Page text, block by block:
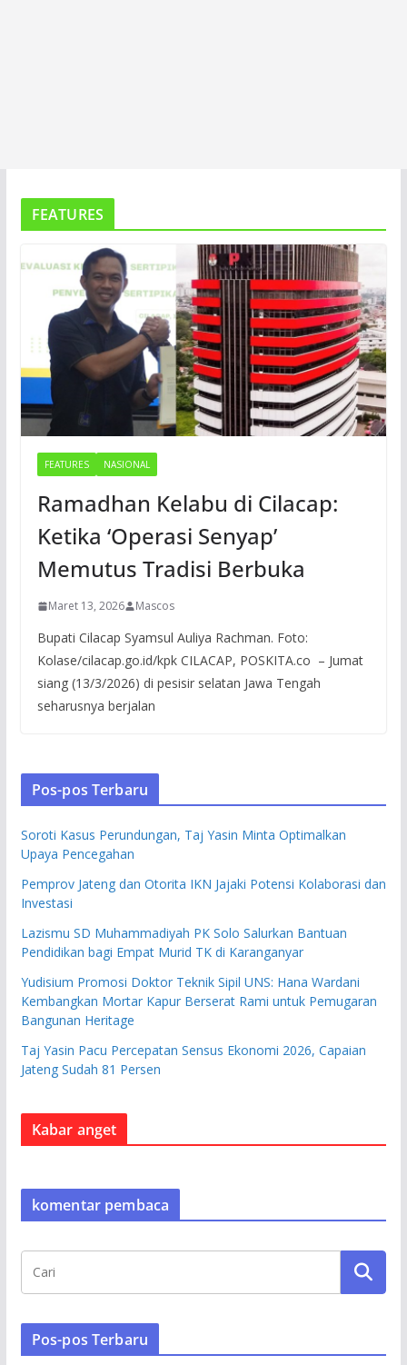
FEATURES
FEATURES NASIONAL
Ramadhan Kelabu di Cilacap:
Ketika ‘Operasi Senyap’
Memutus Tradisi Berbuka
Maret 13, 2026 Mascos
Bupati Cilacap Syamsul Auliya Rachman. Foto:
Kolase/cilacap.go.id/kpk CILACAP, POSKITA.co – Jumat
siang (13/3/2026) di pesisir selatan Jawa Tengah
seharusnya berjalan
Pos-pos Terbaru
Soroti Kasus Perundungan, Taj Yasin Minta Optimalkan
Upaya Pencegahan
Pemprov Jateng dan Otorita IKN Jajaki Potensi Kolaborasi dan
Investasi
Lazismu SD Muhammadiyah PK Solo Salurkan Bantuan
Pendidikan bagi Empat Murid TK di Karanganyar
Yudisium Promosi Doktor Teknik Sipil UNS: Hana Wardani
Kembangkan Mortar Kapur Berserat Rami untuk Pemugaran
Bangunan Heritage
Taj Yasin Pacu Percepatan Sensus Ekonomi 2026, Capaian
Jateng Sudah 81 Persen
Kabar anget
komentar pembaca
Pos-pos Terbaru